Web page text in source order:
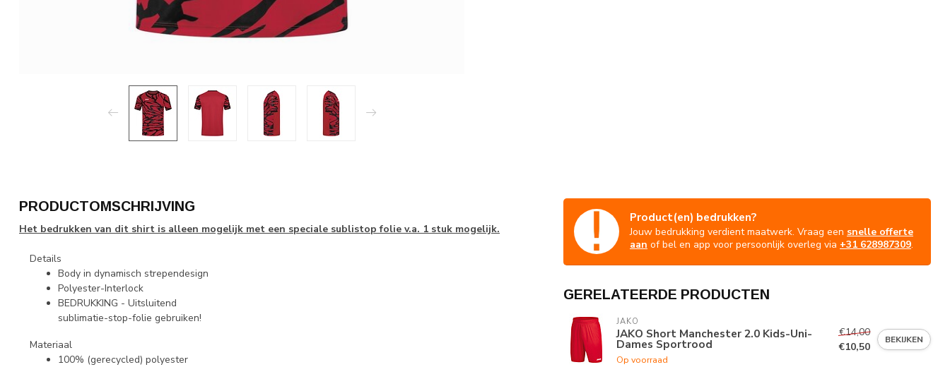
PRODUCTOMSCHRIJVING
Het bedrukken van dit shirt is alleen mogelijk met een speciale sublistop folie v.a. 1 stuk mogelijk.
Details
Body in dynamisch strependesign
Polyester-Interlock
BEDRUKKING - Uitsluitend
sublimatie-stop-folie gebruiken!
Materiaal
100% (gerecycled) polyester
Product(en) bedrukken?
Jouw bedrukking verdient maatwerk. Vraag een snelle offerte
aan of bel en app voor persoonlijk overleg via +31 628987309.
GERELATEERDE PRODUCTEN
JAKO
JAKO Short Manchester 2.0 Kids-Uni-
Dames Sportrood
Op voorraad
€14,00
€10,50
BEKIJKEN